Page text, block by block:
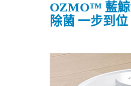
OZMO™ 藍鯨
除菌 一步到位